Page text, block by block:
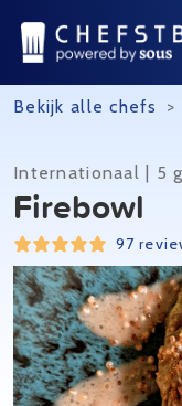
Bekijk alle chefs >
Internationaal | 5
Firebowl
97